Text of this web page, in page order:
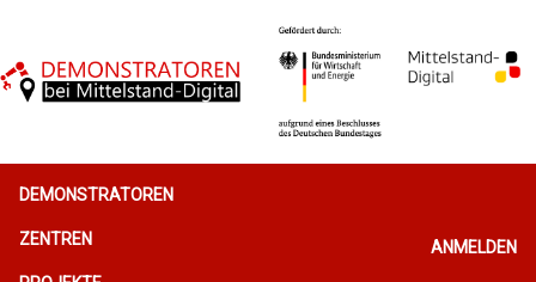
Hauptnavigation
DEMONSTRATOREN
ZENTREN
ANMELDEN